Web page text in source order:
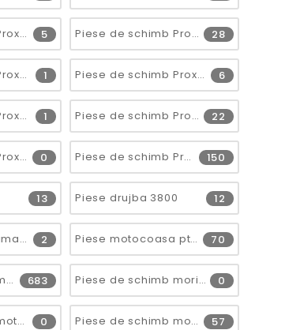
Piese de schimb Proxxon 28536 5 Piese de schimb Proxxon 28547 240/E, 2013.04 28
Piese de schimb Proxxon 28602 1 Piese de schimb Proxxon 28606 6
Piese de schimb Proxxon 28660 1 Piese de schimb Proxxon 28690 22
Piese de schimb Proxxon Cheie dinamometrica MC30, 1/4, 6-30Nm 0 Piese de schimb Proxxon IBS/E (28481) 2013.10 150
13 Piese drujba 3800 12
Accesorii si consumabile 2 Piese motocoasa pt motor 70
Piese de schimb masini de gazon 683 Piese de schimb mori si batoze 0
Piese de schimb motoare loncin 0 Piese de schimb motoburghiu 57